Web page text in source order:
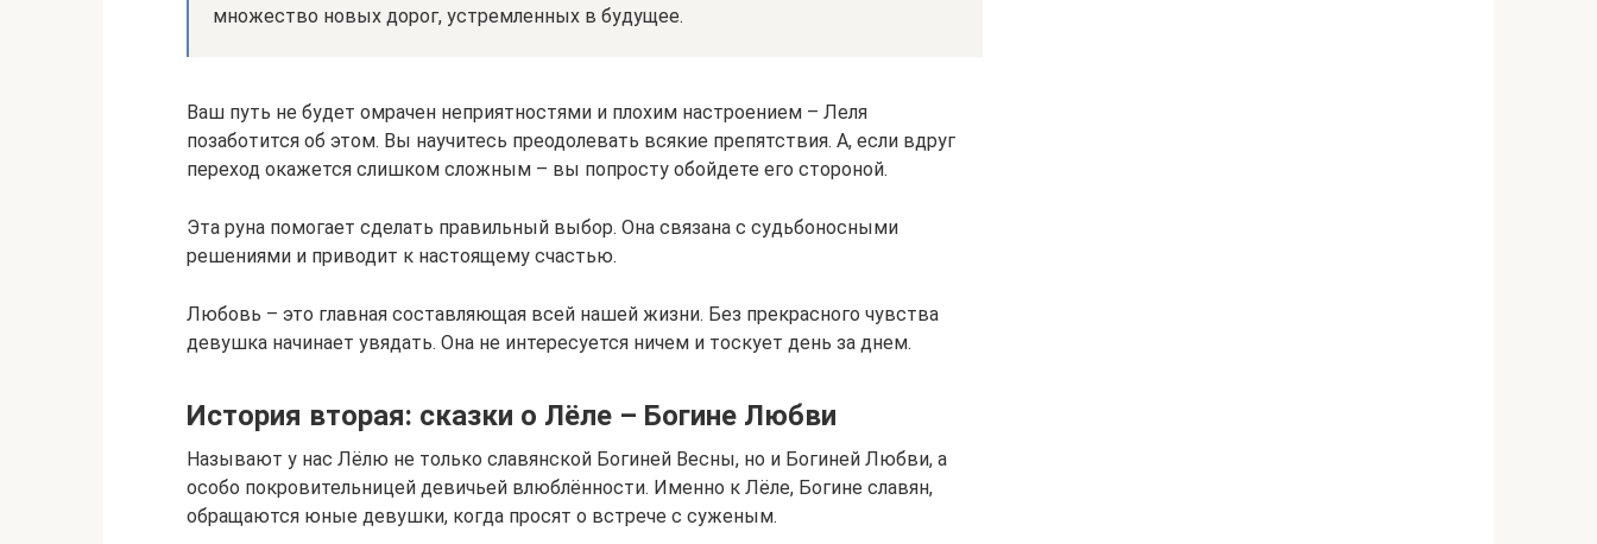
множество новых дорог, устремленных в будущее.
Ваш путь не будет омрачен неприятностями и плохим настроением – Леля
позаботится об этом. Вы научитесь преодолевать всякие препятствия. А, если вдруг
переход окажется слишком сложным – вы попросту обойдете его стороной.
Эта руна помогает сделать правильный выбор. Она связана с судьбоносными
решениями и приводит к настоящему счастью.
Любовь – это главная составляющая всей нашей жизни. Без прекрасного чувства
девушка начинает увядать. Она не интересуется ничем и тоскует день за днем.
История вторая: сказки о Лёле – Богине Любви
Называют у нас Лёлю не только славянской Богиней Весны, но и Богиней Любви, а
особо покровительницей девичьей влюблённости. Именно к Лёле, Богине славян,
обращаются юные девушки, когда просят о встрече с суженым.